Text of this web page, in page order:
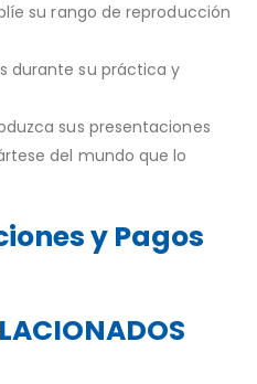
su rango de reproducción
durante su práctica y
sus presentaciones
del mundo que lo
y Pagos